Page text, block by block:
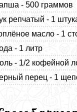
- 500 граммов
репчатый - 1
масло - 1
- 1 литр
- 1/2 кофейной
перец - 1